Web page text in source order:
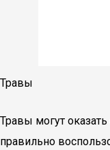
Травы
Травы могут
правильно